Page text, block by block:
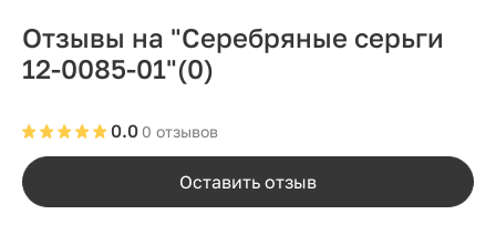
Отзывы на "Серебряные серьги
12-0085-01"(0)
0 отзывов
0.0
Оставить отзыв